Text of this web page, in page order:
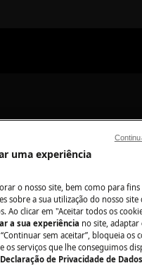
Peças e acessórios
Encontre as peças
seu eletrodoméstico
uma experiência
o nosso site, bem como para fins
sobre a sua utilização do nosso site
Ao clicar em "Aceitar todos os
a sua experiência no site, adaptar
sem aceitar”, bloqueia os
os serviços que lhe conseguimos
Declaração de Privacidade de Dados